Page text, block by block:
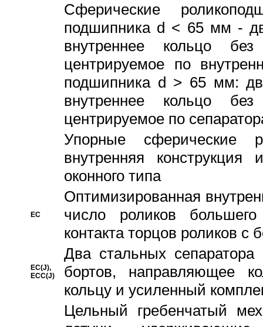
Сферические
подшипника d < 65 мм -
внутреннее кольцо
центрируемое по
подшипника d > 65 мм:
внутреннее кольцо
центрируемое по
Упорные сферические
внутренняя
оконного типа
EC
Oптимизированная
число роликов
контакта торцов роликов с
EC(J),
ECC(J)
Два стальных сепаратора
бортов, направляющее
кольцу и усиленный
Цельный гребенчатый